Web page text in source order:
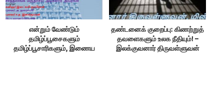
என்றும் வேண்டும்
தமிழ்ப்பூசைகளும்
தமிழ்ப்பூசாரிகளும், இணைய
தண்டனைக் குறைப்பு: கிணற்றுத்
தவளைகளும் உலக நீதியும்! –
இலக்குவனார் திருவள்ளுவன்